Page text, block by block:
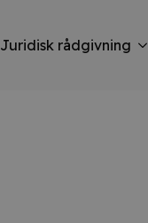
Juridisk rådgivning